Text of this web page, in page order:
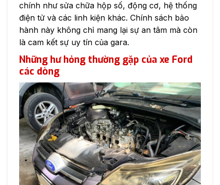
chính như sửa chữa hộp số, động cơ, hệ thống
điện tử và các linh kiện khác. Chính sách bảo
hành này không chỉ mang lại sự an tâm mà còn
là cam kết sự uy tín của gara.
Những hư hỏng thường gặp của xe Ford
các dòng